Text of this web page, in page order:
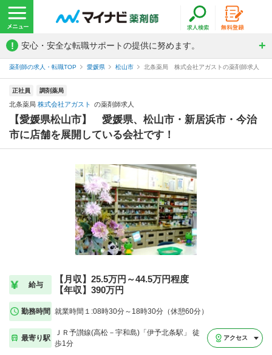
! 安心・安全な転職サポートの提供に努めます。
薬剤師の求人・転職TOP 愛媛県 松山市 北条薬局 株式会社アガストの薬剤師求人
正社員 調剤薬局
北条薬局 株式会社アガスト の薬剤師求人
【愛媛県松山市】 愛媛県、松山市・新居浜市・今治
市に店舗を展開している会社です！
給与
【月収】25.5万円～44.5万円程度
【年収】390万円
勤務時間 就業時間１:08時30分～18時30分（休憩60分）
最寄り駅
ＪＲ予讃線(高松－宇和島)「伊予北条駅」 徒
歩1分
アクセス